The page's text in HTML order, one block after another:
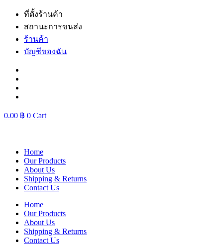
Skip
content
ที่ตั้งร้านค้า
สถานะการขนส่ง
ร้านค้า
บัญชีของฉัน
0.00 ฿ 0 Cart
Home
Our Products
About Us
Shipping & Returns
Contact Us
Home
Our Products
About Us
Shipping & Returns
Contact Us